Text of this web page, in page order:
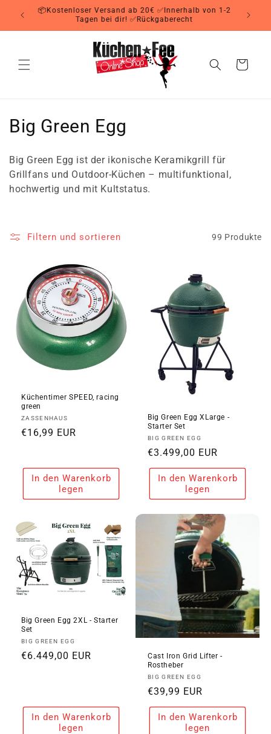
zum
📦Kostenloser Versand ab 20€ ✅Innerhalb von 1-2
Tagen bei dir! ✅Rückgaberecht
Warenkorb
K
t
e
o
e
Big Green Egg
Big Green Egg ist der ikonische Keramikgrill für
Grillfans und Outdoor-Küchen – multifunktional,
hochwertig und mit Kultstatus.
Filtern und sortieren 99 Produkte
Küchentimer SPEED, racing
green
Anbieter:
ZASSENHAUS
Normaler
€16,99 EUR
In den Warenkorb
legen
Big Green Egg XLarge -
Starter Set
Anbieter:
BIG GREEN EGG
Normaler
Preis
€3.499,00 EUR
In den Warenkorb
legen
Big Green Egg 2XL - Starter
Set
Anbieter:
BIG GREEN EGG
Normaler
€6.449,00 EUR
In den Warenkorb
legen
Cast Iron Grid Lifter -
Rostheber
Anbieter:
BIG GREEN EGG
Normaler
Preis
€39,99 EUR
In den Warenkorb
legen